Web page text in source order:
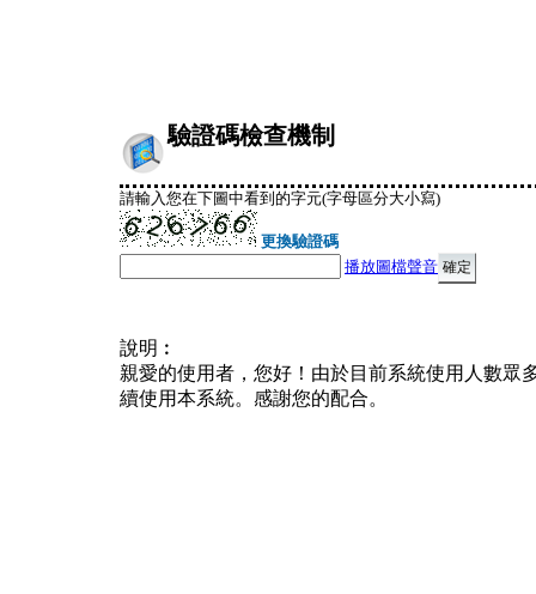
驗證碼檢查機制
請輸入您在下圖中看到的字元(字母區分大小寫)
更換驗證碼
播放圖檔聲音
說明︰
親愛的使用者，您好！由於目前系統使用人數眾
續使用本系統。感謝您的配合。